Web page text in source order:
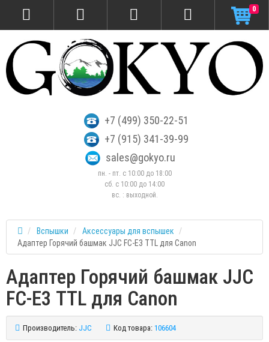
+7 (499) 350-22-51
+7 (915) 341-39-99
sales@gokyo.ru
пн. - пт. с 10:00 до 18:00
сб. c 10:00 до 14:00
вс. : выходной.
0
Вспышки
Аксессуары для вспышек
Адаптер Горячий башмак JJC FC-E3 TTL для Canon
Адаптер Горячий башмак JJC
FC-E3 TTL для Canon
Производитель: JJC Код товара: 106604